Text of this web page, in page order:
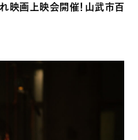
映画上映会開催！山武市百